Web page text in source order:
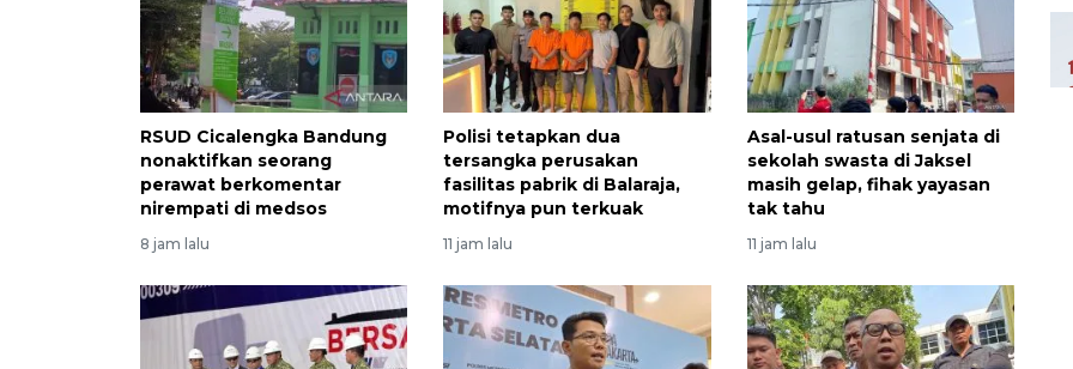
RSUD Cicalengka Bandung
nonaktifkan seorang
perawat berkomentar
nirempati di medsos
8 jam lalu
Polisi tetapkan dua
tersangka perusakan
fasilitas pabrik di Balaraja,
motifnya pun terkuak
11 jam lalu
Asal-usul ratusan senjata di
sekolah swasta di Jaksel
masih gelap, fihak yayasan
tak tahu
11 jam lalu